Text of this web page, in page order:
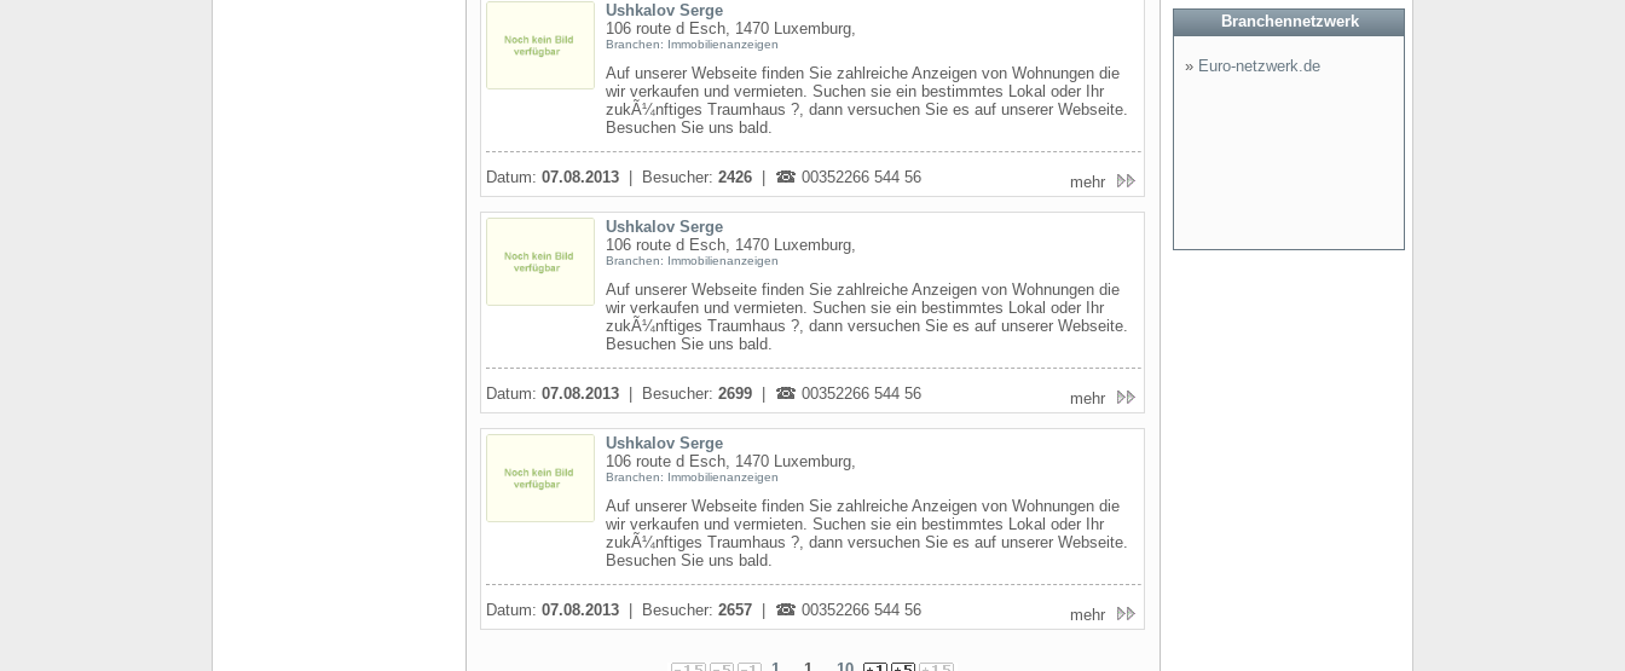
Ushkalov Serge
106 route d Esch, 1470 Luxemburg,
Branchen: Immobilienanzeigen
Auf unserer Webseite finden Sie zahlreiche Anzeigen von Wohnungen die
wir verkaufen und vermieten. Suchen sie ein bestimmtes Lokal oder Ihr
zukÃ¼nftiges Traumhaus ?, dann versuchen Sie es auf unserer Webseite.
Besuchen Sie uns bald.
Datum: 07.08.2013 | Besucher: 2426 00352266 544 56 mehr
Ushkalov Serge
106 route d Esch, 1470 Luxemburg,
Branchen: Immobilienanzeigen
Auf unserer Webseite finden Sie zahlreiche Anzeigen von Wohnungen die
wir verkaufen und vermieten. Suchen sie ein bestimmtes Lokal oder Ihr
zukÃ¼nftiges Traumhaus ?, dann versuchen Sie es auf unserer Webseite.
Besuchen Sie uns bald.
Datum: 07.08.2013 | Besucher: 2699 00352266 544 56 mehr
Ushkalov Serge
106 route d Esch, 1470 Luxemburg,
Branchen: Immobilienanzeigen
Auf unserer Webseite finden Sie zahlreiche Anzeigen von Wohnungen die
wir verkaufen und vermieten. Suchen sie ein bestimmtes Lokal oder Ihr
zukÃ¼nftiges Traumhaus ?, dann versuchen Sie es auf unserer Webseite.
Besuchen Sie uns bald.
Datum: 07.08.2013 | Besucher: 2657 00352266 544 56 mehr
Branchennetzwerk
» Euro-netzwerk.de